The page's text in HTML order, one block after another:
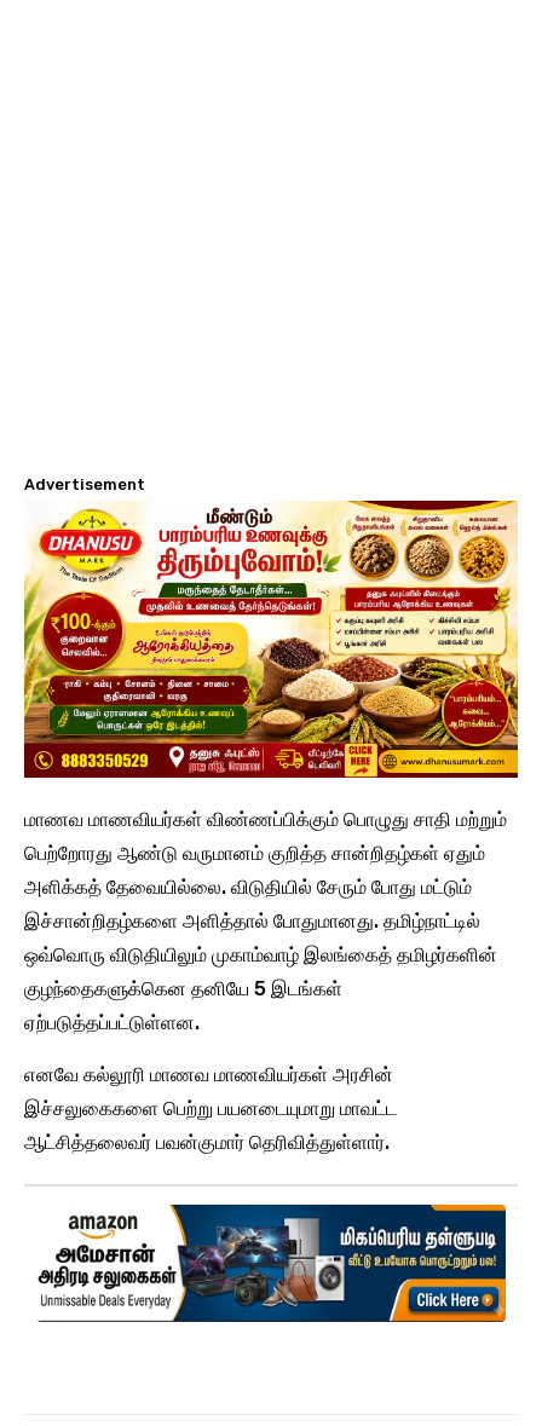
Advertisement
மாணவ மாணவியர்கள் விண்ணப்பிக்கும் பொழுது சாதி மற்றும்
பெற்றோரது ஆண்டு வருமானம் குறித்த சான்றிதழ்கள் ஏதும்
அளிக்கத் தேவையில்லை. விடுதியில் சேரும் போது மட்டும்
இச்சான்றிதழ்களை அளித்தால் போதுமானது. தமிழ்நாட்டில்
ஒவ்வொரு விடுதியிலும் முகாம்வாழ் இலங்கைத் தமிழர்களின்
குழந்தைகளுக்கென தனியே 5 இடங்கள்
ஏற்படுத்தப்பட்டுள்ளன.
எனவே கல்லூரி மாணவ மாணவியர்கள் அரசின்
இச்சலுகைகளை பெற்று பயனடையுமாறு மாவட்ட
ஆட்சித்தலைவர் பவன்குமார் தெரிவித்துள்ளார்.